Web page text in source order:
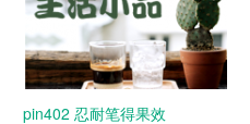
pin402 忍耐笔得果效